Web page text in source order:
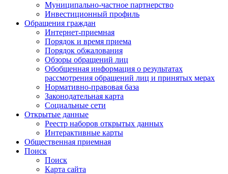
Муниципально-частное партнерство
Инвестиционный профиль
Обращения граждан
Интернет-приемная
Порядок и время приема
Порядок обжалования
Обзоры обращений лиц
Обобщенная информация о результатах
рассмотрения обращений лиц и принятых мерах
Нормативно-правовая база
Законодательная карта
Социальные сети
Открытые данные
Реестр наборов открытых данных
Интерактивные карты
Общественная приемная
Поиск
Поиск
Карта сайта